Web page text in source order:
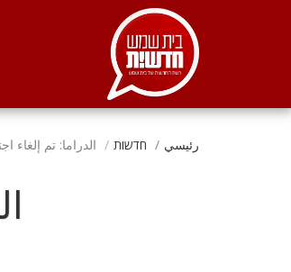
رئيسي חדשות الدراما: تم إلغاء